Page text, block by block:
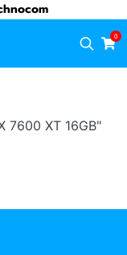
0
7600 XT 16GB"